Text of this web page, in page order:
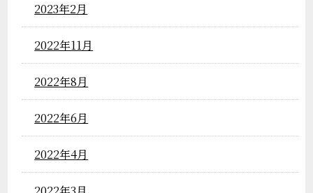
2023年2月
2022年11月
2022年8月
2022年6月
2022年4月